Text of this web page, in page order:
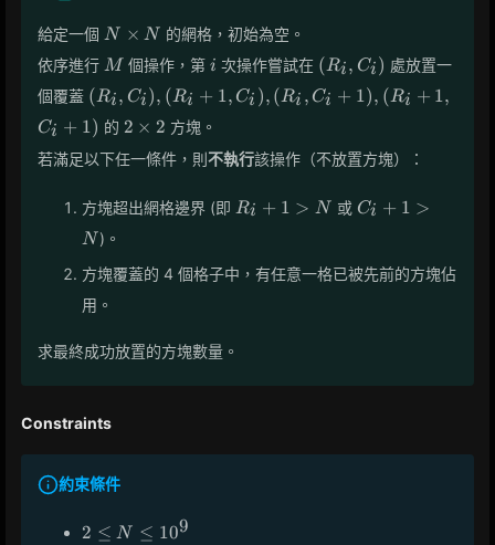
給定一個 N
\times
N
N × N 的網格，初始為空。
依序進行 M
M個操作，第 i
i 次操作嘗試在 (R_i,
C_i)
(Ri, Ci) 處放置一
個覆蓋 (R_i,
C_i),
(R_i+1,
C_i),
C_i+1),
C_i+1)
(Ri, Ci), (Ri + 1, Ci ), (Ri , Ci + 1), (Ri + 1,
Ci + 1) 的 2
2
2 × 2 方塊。
若滿足以下任一條件，則不執行該操作（不放置方塊）：
方塊超出網格邊界 (即 R_i
N
Ri + 1 > N 或 C_i
N
Ci + 1 >
N )。
方塊覆蓋的 4 個格子中，有任意一格已被先前的方塊佔
用。
求最終成功放置的方塊數量。
Constraints
約束條件
2 \le
2 ≤ N ≤ 109